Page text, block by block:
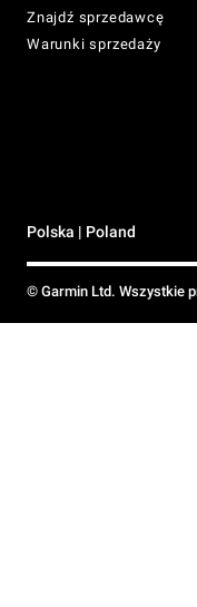
Znajdź sprzedawcę
Warunki sprzedaży
Polska | Poland
© Garmin Ltd. Wszystkie